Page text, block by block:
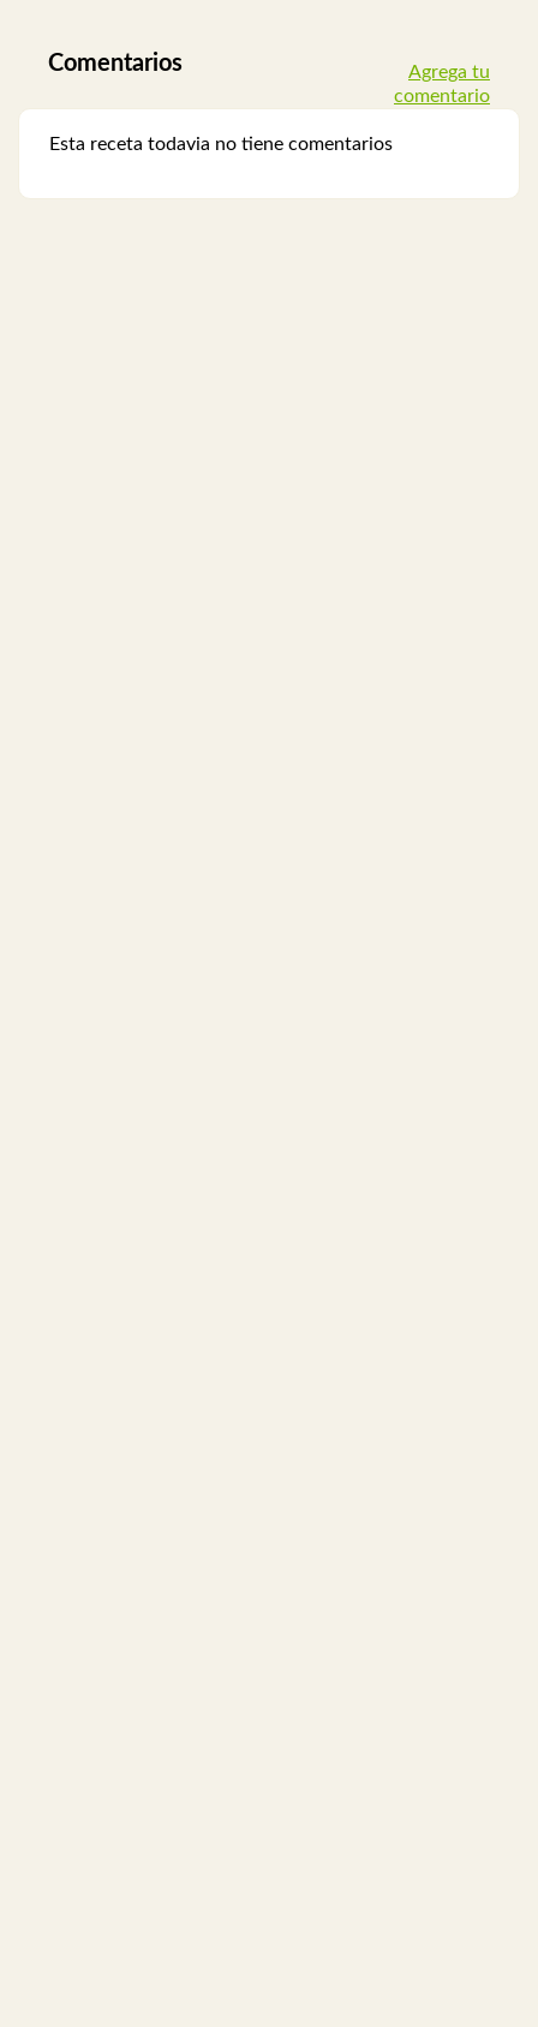
Comentarios
Agrega tu
comentario
Esta receta todavia no tiene comentarios